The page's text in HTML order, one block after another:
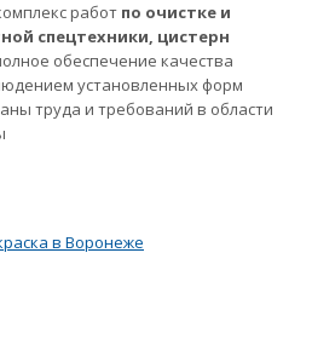
работ по очистке и
спецтехники, цистерн
обеспечение качества
установленных форм
труда и требований в области
в Воронеже